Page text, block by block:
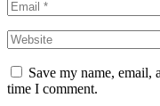
Save my name, email,
time I comment.